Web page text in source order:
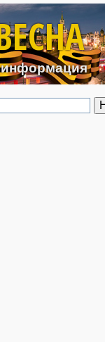
к основному
информация